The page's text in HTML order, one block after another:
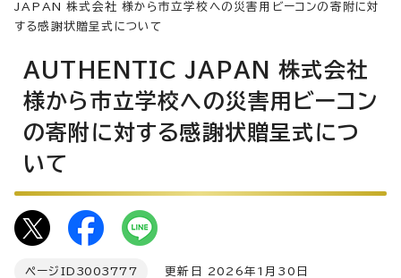
JAPAN 株式会社 様から市立学校への災害用ビーコンの寄附に対
する感謝状贈呈式について
AUTHENTIC JAPAN 株式会社
様から市立学校への災害用ビーコン
の寄附に対する感謝状贈呈式につ
いて
ページID 3003777 更新日 2026年1月30日